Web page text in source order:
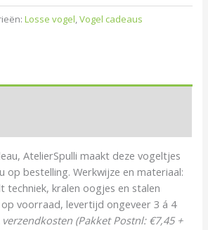
Losse vogel ,Vogel cadeaus
AtelierSpulli maakt deze vogeltjes
op bestelling. Werkwijze en materiaal:
techniek, kralen oogjes en stalen
voorraad, levertijd ongeveer 3 á 4
(Pakket Postnl: €7,45 +